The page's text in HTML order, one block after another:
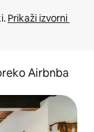
Prikaži izvorni
Airbnba